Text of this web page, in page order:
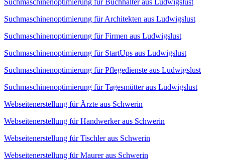
Suchmaschinenoptimierung für Architekten aus Ludwigslust
Suchmaschinenoptimierung für Firmen aus Ludwigslust
Suchmaschinenoptimierung für StartUps aus Ludwigslust
Suchmaschinenoptimierung für Pflegedienste aus Ludwigslust
Suchmaschinenoptimierung für Tagesmütter aus Ludwigslust
Webseitenerstellung für Ärzte aus Schwerin
Webseitenerstellung für Handwerker aus Schwerin
Webseitenerstellung für Tischler aus Schwerin
Webseitenerstellung für Maurer aus Schwerin